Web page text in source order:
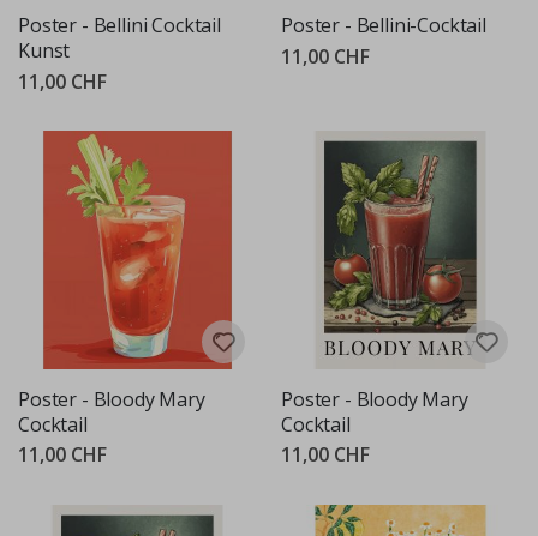
Poster - Bellini Cocktail
Kunst
11,00 CHF
Poster - Bellini-Cocktail
11,00 CHF
Poster - Bloody Mary
Cocktail
11,00 CHF
Poster - Bloody Mary
Cocktail
11,00 CHF